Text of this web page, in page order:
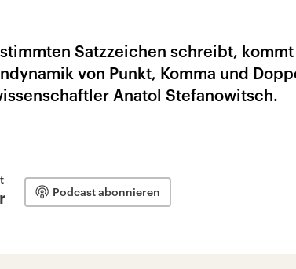
Satzzeichen schreibt,
von Punkt, Komma und
Anatol Stefanowitsch.
Podcast abonnieren